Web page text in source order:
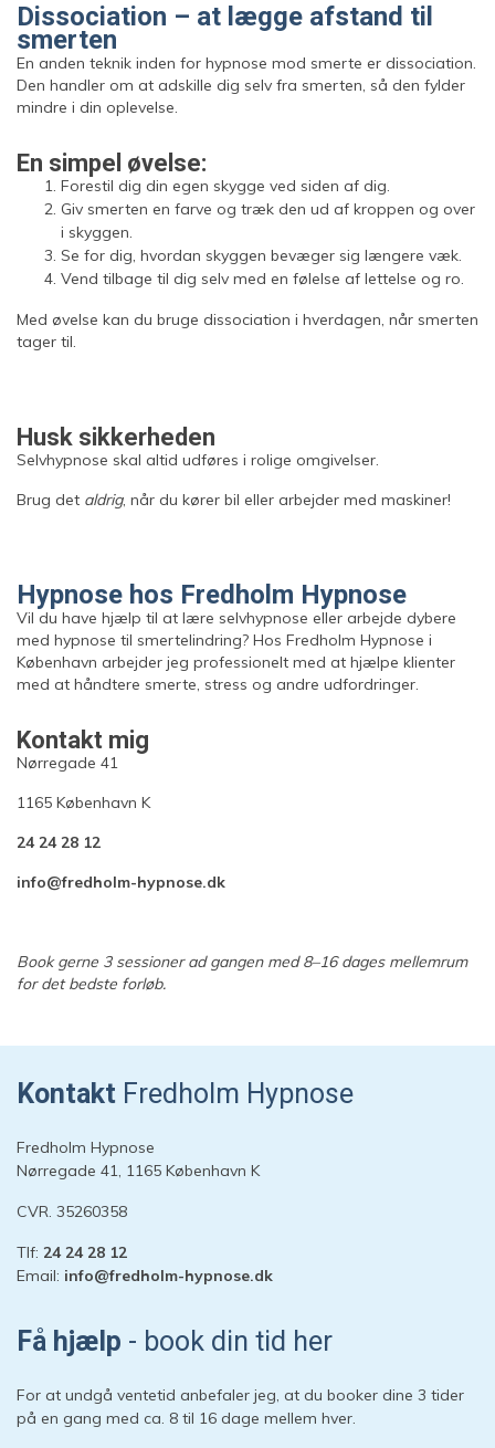
Dissociation – at lægge afstand til
smerten
En anden teknik inden for hypnose mod smerte er dissociation.
Den handler om at adskille dig selv fra smerten, så den fylder
mindre i din oplevelse.
En simpel øvelse:
Forestil dig din egen skygge ved siden af dig.
Giv smerten en farve og træk den ud af kroppen og over
i skyggen.
Se for dig, hvordan skyggen bevæger sig længere væk.
Vend tilbage til dig selv med en følelse af lettelse og ro.
Med øvelse kan du bruge dissociation i hverdagen, når smerten
tager til.
Husk sikkerheden
Selvhypnose skal altid udføres i rolige omgivelser.
Brug det aldrig, når du kører bil eller arbejder med maskiner!
Hypnose hos Fredholm Hypnose
Vil du have hjælp til at lære selvhypnose eller arbejde dybere
med hypnose til smertelindring? Hos Fredholm Hypnose i
København arbejder jeg professionelt med at hjælpe klienter
med at håndtere smerte, stress og andre udfordringer.
Kontakt mig
Nørregade 41
1165 København K
24 24 28 12
info@fredholm-hypnose.dk
Book gerne 3 sessioner ad gangen med 8–16 dages mellemrum
for det bedste forløb.
Kontakt Fredholm Hypnose
Fredholm Hypnose
Nørregade 41, 1165 København K
CVR. 35260358
Tlf: 24 24 28 12
Email: info@fredholm-hypnose.dk
Få hjælp - book din tid her
For at undgå ventetid anbefaler jeg, at du booker dine 3 tider
på en gang med ca. 8 til 16 dage mellem hver.
Hej 👋
Start en ny samtale
Har du et spørgsmål? Start en ny samtale